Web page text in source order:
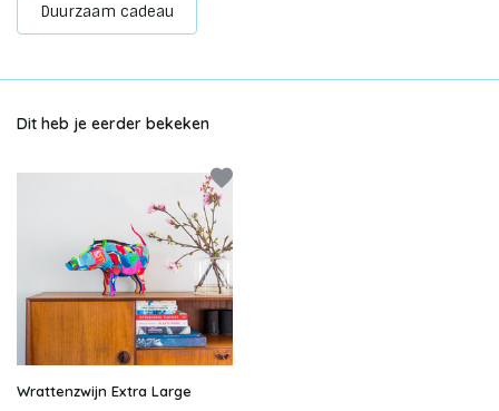
Duurzaam cadeau
Dit heb je eerder bekeken
Wrattenzwijn Extra Large